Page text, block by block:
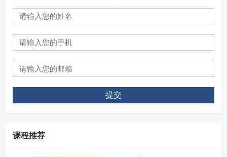
提交
课程推荐